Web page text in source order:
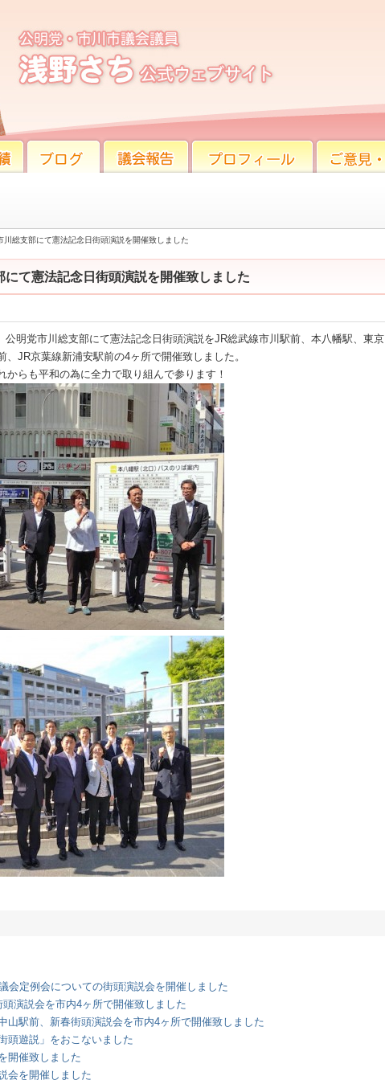
て憲法記念日街頭演説を開催致しました
川総支部にて憲法記念日街頭演説を開催致しました
にて憲法記念日街頭演説を開催致しました
公明党市川総支部にて憲法記念日街頭演説をJR総武線市川駅前、本八幡駅、東京
、JR京葉線新浦安駅前の4ヶ所で開催致しました。
からも平和の為に全力で取り組んで参ります！
会定例会についての街頭演説会を開催しました
演説会を市内4ヶ所で開催致しました
山駅前、新春街頭演説会を市内4ヶ所で開催致しました
頭遊説」をおこないました
開催致しました
会を開催しました